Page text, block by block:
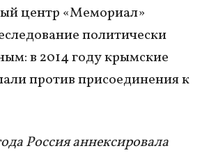
центр «Мемориал»
политически
в 2014 году крымские
против присоединения к
Россия аннексировала